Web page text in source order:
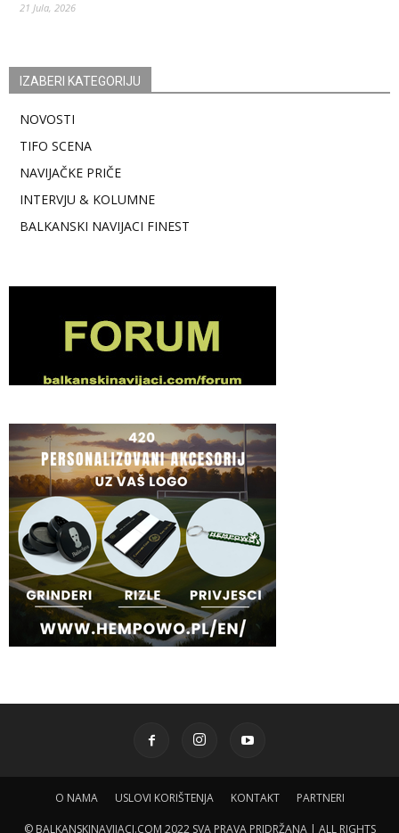
21 Jula, 2026
IZABERI KATEGORIJU
NOVOSTI
TIFO SCENA
NAVIJAČKE PRIČE
INTERVJU & KOLUMNE
BALKANSKI NAVIJACI FINEST
O NAMA USLOVI KORIŠTENJA KONTAKT PARTNERI
© BALKANSKINAVIJACI.COM 2022 SVA PRAVA PRIDRŽANA | ALL RIGHTS